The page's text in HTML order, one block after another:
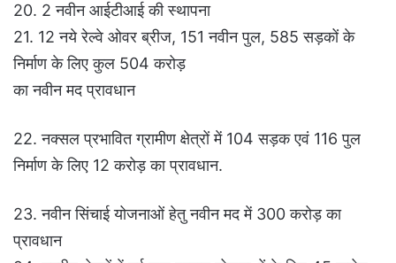
20. 2 नवीन आईटीआई की स्थापना
21. 12 नये रेल्वे ओवर ब्रीज, 151 नवीन पुल, 585 सड़कों के
निर्माण के लिए कुल 504 करोड़
का नवीन मद प्रावधान
22. नक्सल प्रभावित ग्रामीण क्षेत्रों में 104 सड़क एवं 116 पुल
निर्माण के लिए 12 करोड़ का प्रावधान.
23. नवीन सिंचाई योजनाओं हेतु नवीन मद में 300 करोड़ का
प्रावधान